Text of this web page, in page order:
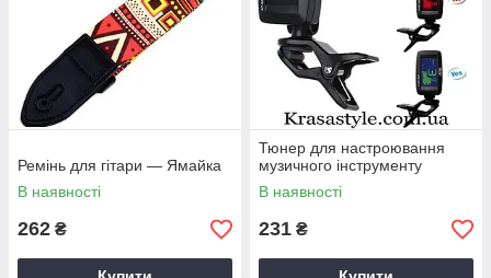
Ремінь для гітари — Ямайка
В наявності
262 ₴
Тюнер для настроювання
музичного інструменту
В наявності
231 ₴